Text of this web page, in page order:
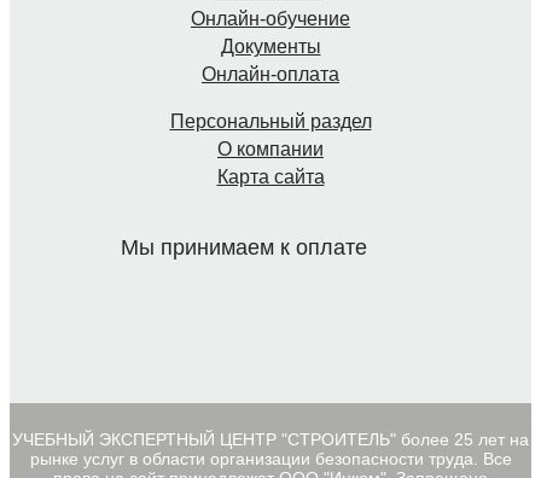
Онлайн-обучение
Документы
Онлайн-оплата
Персональный раздел
О компании
Карта сайта
Мы принимаем к оплате
УЧЕБНЫЙ ЭКСПЕРТНЫЙ ЦЕНТР "СТРОИТЕЛЬ" более 25 лет на
рынке услуг в области организации безопасности труда. Все